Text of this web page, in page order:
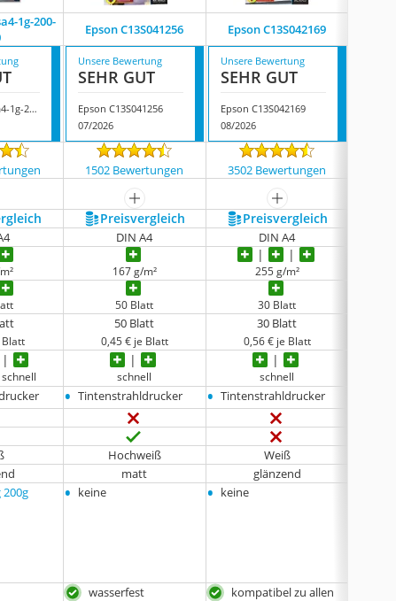
1g-200-
Epson C13S041256 Epson C13S042169
Blue Swan Bsa4-1g-200-100
Unsere Bewertung
SEHR GUT
Epson C13S041256
07/2026
Unsere Bewertung
SEHR GUT
Epson C13S042169
08/2026
1502 Bewertungen 3502 Bewertungen
mehr anzeigen
mehr anzeigen
Preis­vergleich Preis­vergleich
DIN A4
DIN A4
167 g/m² 255 g/m²
50 Blatt 30 Blatt
Blatt
50 Blatt
0,45 € je Blatt
30 Blatt
0,56 € je Blatt
schnell schnell
• Tintenstrahldrucker • Tintenstrahldrucker
Hochweiß
Weiß
matt glänzend
200g • keine • keine
wasserfest
kompatibel zu allen